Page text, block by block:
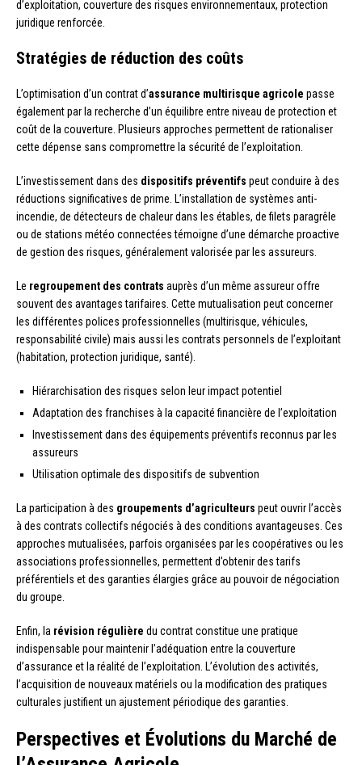
d’exploitation, couverture des risques environnementaux, protection
juridique renforcée.
Stratégies de réduction des coûts
L’optimisation d’un contrat d’assurance multirisque agricole passe
également par la recherche d’un équilibre entre niveau de protection et
coût de la couverture. Plusieurs approches permettent de rationaliser
cette dépense sans compromettre la sécurité de l’exploitation.
L’investissement dans des dispositifs préventifs peut conduire à des
réductions significatives de prime. L’installation de systèmes anti-
incendie, de détecteurs de chaleur dans les étables, de filets paragrêle
ou de stations météo connectées témoigne d’une démarche proactive
de gestion des risques, généralement valorisée par les assureurs.
Le regroupement des contrats auprès d’un même assureur offre
souvent des avantages tarifaires. Cette mutualisation peut concerner
les différentes polices professionnelles (multirisque, véhicules,
responsabilité civile) mais aussi les contrats personnels de l’exploitant
(habitation, protection juridique, santé).
Hiérarchisation des risques selon leur impact potentiel
Adaptation des franchises à la capacité financière de l’exploitation
Investissement dans des équipements préventifs reconnus par les
assureurs
Utilisation optimale des dispositifs de subvention
La participation à des groupements d’agriculteurs peut ouvrir l’accès
à des contrats collectifs négociés à des conditions avantageuses. Ces
approches mutualisées, parfois organisées par les coopératives ou les
associations professionnelles, permettent d’obtenir des tarifs
préférentiels et des garanties élargies grâce au pouvoir de négociation
du groupe.
Enfin, la révision régulière du contrat constitue une pratique
indispensable pour maintenir l’adéquation entre la couverture
d’assurance et la réalité de l’exploitation. L’évolution des activités,
l’acquisition de nouveaux matériels ou la modification des pratiques
culturales justifient un ajustement périodique des garanties.
Perspectives et Évolutions du Marché de